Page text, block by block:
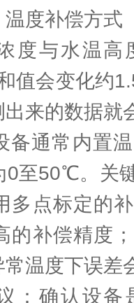
度补偿方式
与水温高
值会变化约
来的数据就
通常内置温
0至50℃。关
多点标定的
的补偿精度
温度下误差
确认设备